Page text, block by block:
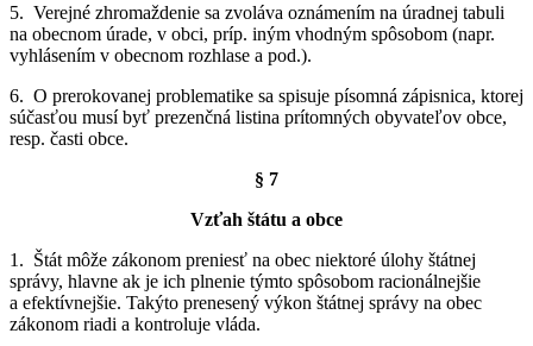
5. Verejné zhromaždenie sa zvoláva oznámením na úradnej tabuli
na obecnom úrade, v obci, príp. iným vhodným spôsobom (napr.
vyhlásením v obecnom rozhlase a pod.).
6. O prerokovanej problematike sa spisuje písomná zápisnica, ktorej
súčasťou musí byť prezenčná listina prítomných obyvateľov obce,
resp. časti obce.
§ 7
Vzťah štátu a obce
1. Štát môže zákonom preniesť na obec niektoré úlohy štátnej
správy, hlavne ak je ich plnenie týmto spôsobom racionálnejšie
a efektívnejšie. Takýto prenesený výkon štátnej správy na obec
zákonom riadi a kontroluje vláda.